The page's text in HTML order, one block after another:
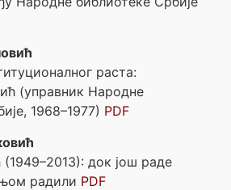
раста:
(управник Народне
1968–1977) PDF
док још раде
радили PDF